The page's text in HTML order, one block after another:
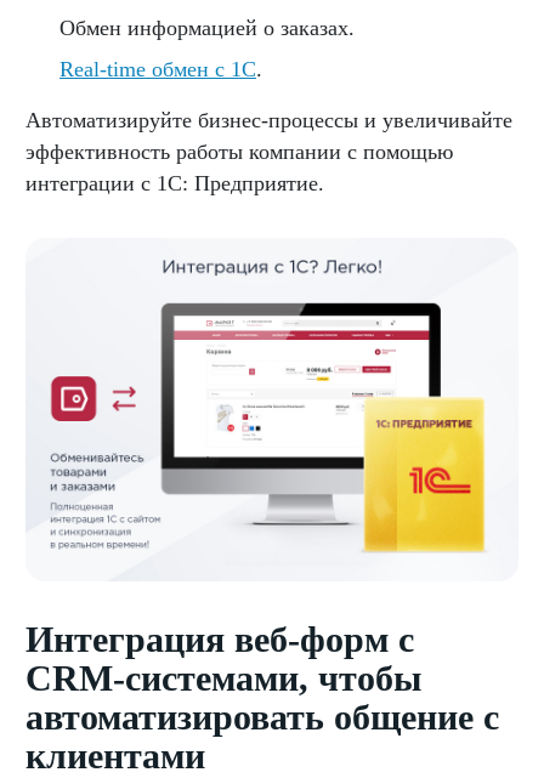
Обмен информацией о заказах.
Real-time обмен с 1С.
Автоматизируйте бизнес-процессы и увеличивайте
эффективность работы компании с помощью
интеграции с 1С: Предприятие.
Интеграция веб-форм с
CRM-системами, чтобы
автоматизировать общение с
клиентами